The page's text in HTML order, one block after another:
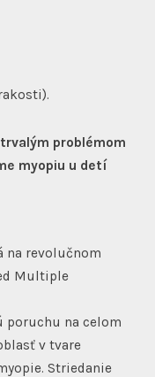
problémom
myopiu u detí
na revolučnom
Multiple
poruchu na celom
v tvare
Striedanie